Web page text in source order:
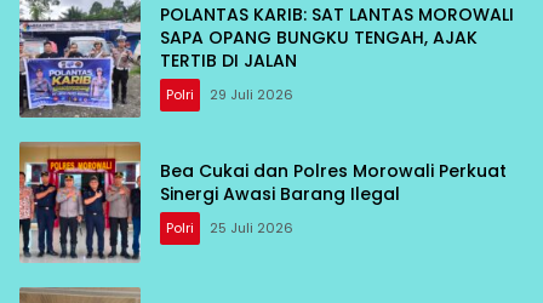
POLANTAS KARIB: SAT LANTAS MOROWALI
SAPA OPANG BUNGKU TENGAH, AJAK
TERTIB DI JALAN
Polri 29 Juli 2026
Bea Cukai dan Polres Morowali Perkuat
Sinergi Awasi Barang Ilegal
Polri 25 Juli 2026